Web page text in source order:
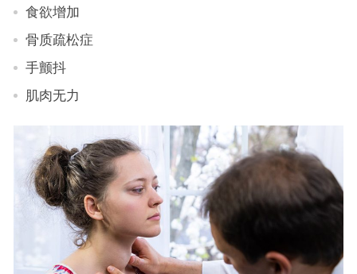
食欲增加
骨质疏松症
手颤抖
肌肉无力